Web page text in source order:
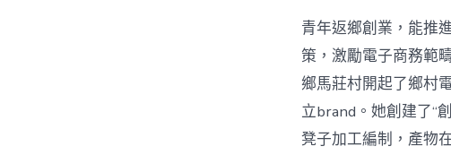
青年返鄉創業，能推
策，激勵電子商務範
鄉馬莊村開起了鄉村
立brand。她創建了“
凳子加工編制，產物